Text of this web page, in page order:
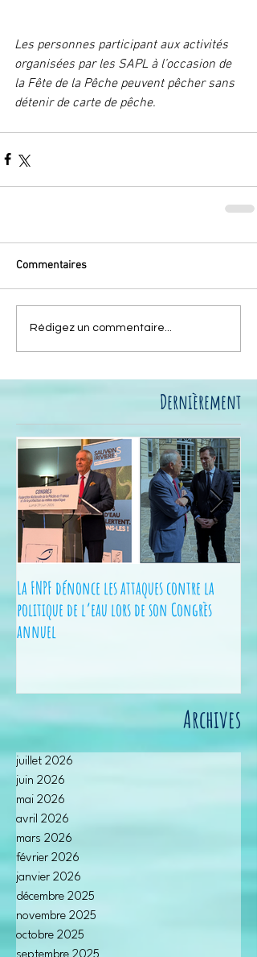
Les personnes participant aux activités
organisées par les SAPL à l’occasion de
la Fête de la Pêche peuvent pêcher sans
détenir de carte de pêche.
Commentaires
Rédigez un commentaire...
Dernièrement
La FNPF dénonce les attaques contre la
politique de l’eau lors de son Congrès
annuel
Archives
juillet 2026
juin 2026
mai 2026
avril 2026
mars 2026
février 2026
janvier 2026
décembre 2025
novembre 2025
octobre 2025